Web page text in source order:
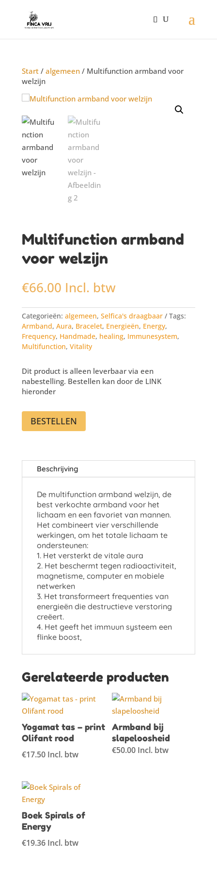
Start/ algemeen/ Multifunction armband voor
welzijn
Multifunction armband
voor welzijn
€66.00 Incl. btw
Categorieën: algemeen, Selfica's draagbaar
Tags:
Armband, Aura, Bracelet, Energieën, Energy,
Frequency, Handmade, healing, Immunesystem,
Multifunction, Vitality
Dit product is alleen leverbaar via een
nabestelling. Bestellen kan door de LINK
hieronder
BESTELLEN
Beschrijving
De multifunction armband welzijn, de
best verkochte armband voor het
lichaam en een favoriet van mannen.
Het combineert vier verschillende
werkingen, om het totale lichaam te
ondersteunen:
1. Het versterkt de vitale aura
2. Het beschermt tegen radioactiviteit,
magnetisme, computer en mobiele
netwerken
3. Het transformeert frequenties van
energieën die destructieve verstoring
creëert.
4. Het geeft het immuun systeem een
flinke boost,
Gerelateerde producten
Yogamat tas – print
Olifant rood
€17.50 Incl. btw
Armband bij
slapeloosheid
€50.00 Incl. btw
Boek Spirals of
Energy
€19.36 Incl. btw